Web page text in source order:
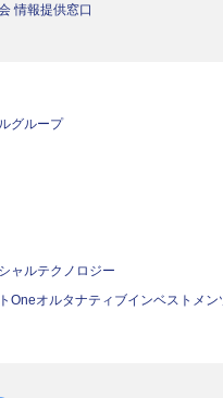
情報提供窓口
グループ
ャルテクノロジー
Oneオルタナティブインベストメン